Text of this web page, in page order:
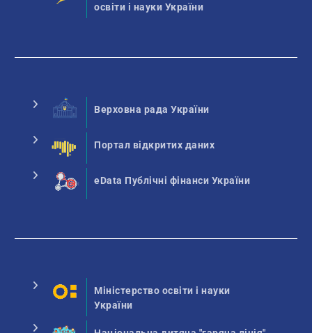
освіти і науки України
Верховна рада України
Портал відкритих даних
eData Публічні фінанси України
Міністерство освіти і науки
України